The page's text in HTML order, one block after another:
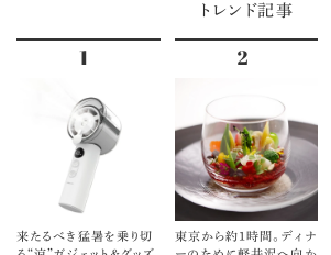
トレンド記事
来たるべき猛暑を乗り切
東京から約1時間。ディナ